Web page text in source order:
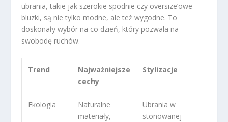
ubrania, takie jak szerokie spodnie czy oversize’owe
bluzki, są nie tylko modne, ale też wygodne. To
doskonały wybór na co dzień, który pozwala na
swobodę ruchów.
Trend
Najważniejsze
cechy
Stylizacje
Ekologia
Naturalne
materiały,
Ubrania w
stonowanej